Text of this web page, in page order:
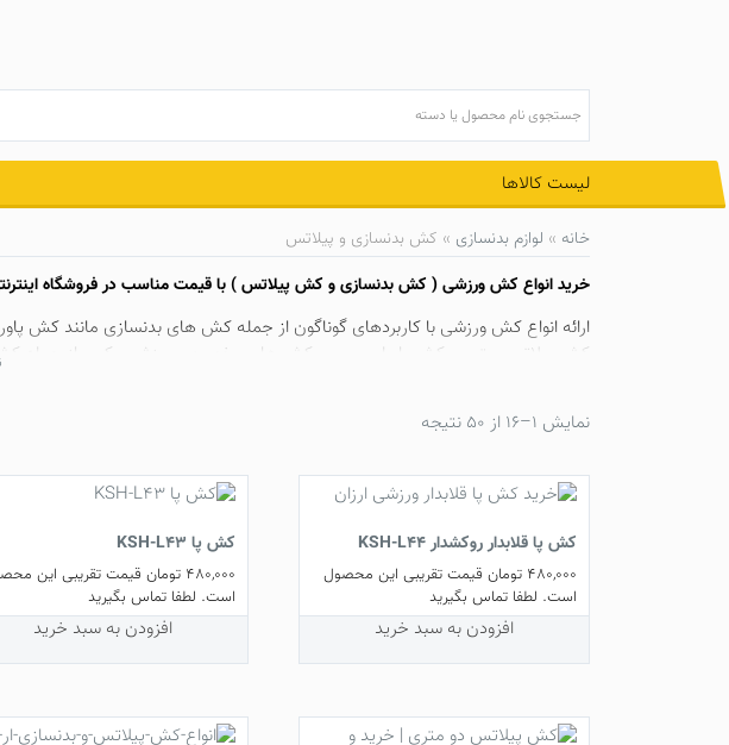
لیست کالاها
خانه » لوازم بدنسازی » کش بدنسازی و پیلاتس
خرید انواع کش ورزشی ( کش بدنسازیو کش پیلاتس) با قیمت مناسب در فروشگاه
ارائه انواع کش ورزشی با کاربردهای گوناگون از جمله کش های بدنسازی مانند
کش پیلاتس متری ، کش پاورلوپ و … و کش های مخصوص ورزش بوکس از جمله کش
نمایش 1–16 از 50 نتیجه
کش پا قلابدار روکشدار KSH-L44
480,000 تومان قیمت تقریبی این محصول
است. لطفا تماس بگیرید
افزودن به سبد خرید
کش پا KSH-L43
480,000 تومانقیمت تقریبی این
است. لطفا تماس بگیرید
افزودن به سبد خرید